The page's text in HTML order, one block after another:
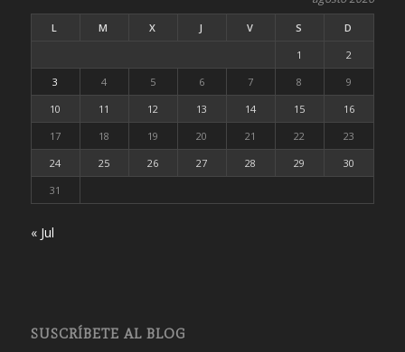
L M X J V S
D
1
2
3
4 5 6 7 8
9
10
11 12 13 14 15
16
17
18 19 20 21 22
23
24
25 26 27 28 29
30
31
« Jul
SUSCRÍBETE AL BLOG